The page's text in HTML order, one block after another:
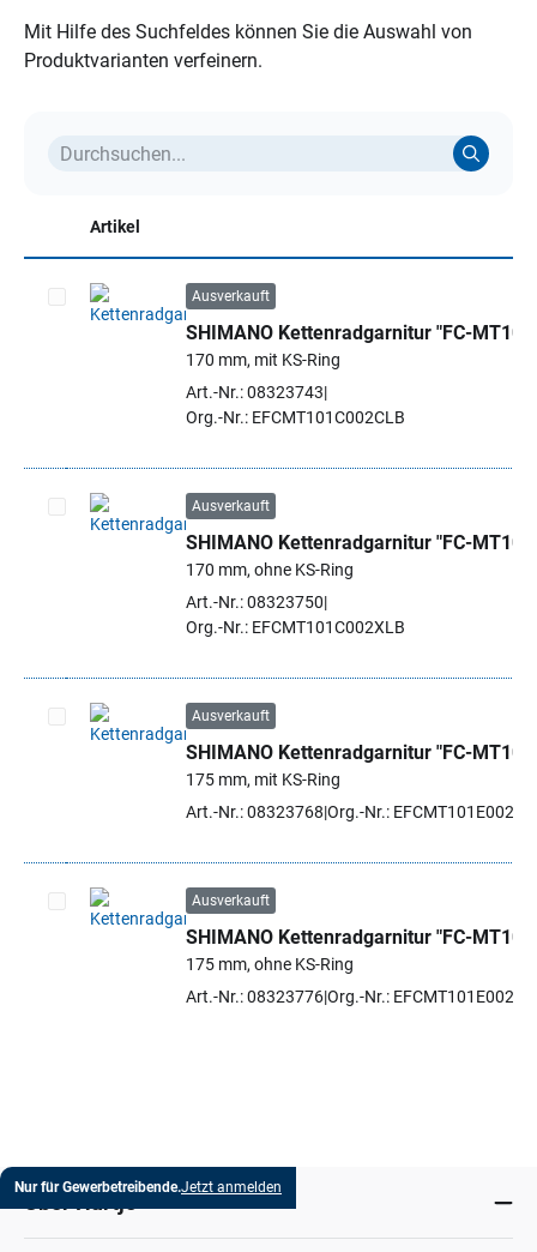
Mit Hilfe des Suchfeldes können Sie die Auswahl von
Produktvarianten verfeinern.
Artikel
Artikel auswählen
Ausverkauft
SHIMANO Kettenradgarnitur "FC-
170 mm, mit KS-Ring
Art.-Nr.: 08323743
Org.-Nr.: EFCMT101C002CLB
Artikel auswählen
Ausverkauft
SHIMANO Kettenradgarnitur "FC-
170 mm, ohne KS-Ring
Art.-Nr.: 08323750
Org.-Nr.: EFCMT101C002XLB
Artikel auswählen
Ausverkauft
SHIMANO Kettenradgarnitur "FC-
175 mm, mit KS-Ring
Art.-Nr.: 08323768 Org.-Nr.:
Artikel auswählen
Ausverkauft
SHIMANO Kettenradgarnitur "FC-
175 mm, ohne KS-Ring
Art.-Nr.: 08323776Org.-Nr.:
Nur für Gewerbetreibende.Jetzt anmelden